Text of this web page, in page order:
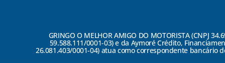
GRINGO O MELHOR AMIGO DO MOTORISTA (CNPJ
59.588.111/0001-03) e da Aymoré Crédito,
26.081.403/0001-04) atua como correspondente bancário